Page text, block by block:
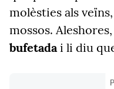
molèsties als
mossos.
bufetadai li diu